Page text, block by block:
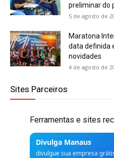
preliminar do
5 de agosto de
Maratona
data definida
novidades
4 de agosto de
Sites Parceiros
Ferramentas e sites
Divulga Manaus
divulgue sua empresa